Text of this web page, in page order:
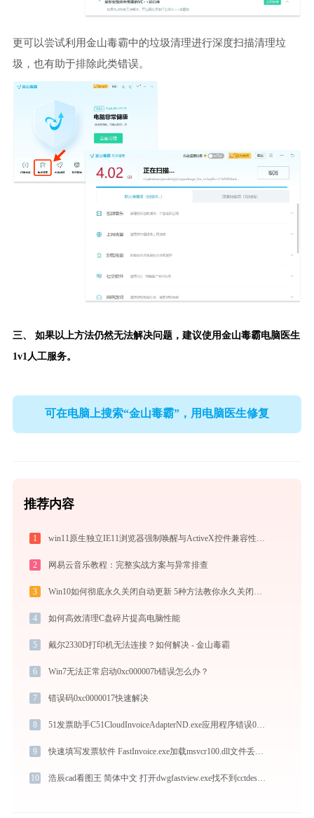
更可以尝试利用金山毒霸中的垃圾清理进行深度扫描清理垃
圾，也有助于排除此类错误。
三、 如果以上方法仍然无法解决问题，建议使用金山毒霸电脑医生
1v1人工服务。
可在电脑上搜索“金山毒霸”，用电脑医生修复
推荐内容
1
2 网易云音乐教程：完整实战方案与异常排查
3
4 如何高效清理C盘碎片提高电脑性能
5 戴尔2330D打印机无法连接？如何解决 - 金山毒霸
6 Win7无法正常启动0xc000007b错误怎么办？
7 错误码0xc0000017快速解决
8 51发票助手C51CloudInvoiceAdapterND.exe应用程序错误0xc0000017解决方法
9 快速填写发票软件 FastInvoice.exe加载msvcr100.dll文件丢失处理办法
10 浩辰cad看图王 简体中文 打开dwgfastview.exe找不到cctdes.dll怎么办